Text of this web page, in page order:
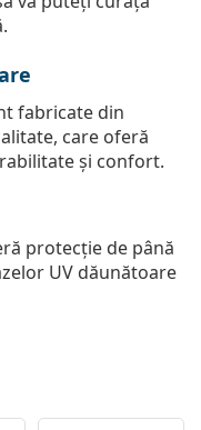
fabricate din
care oferă
și confort.
protecție de până
UV dăunătoare